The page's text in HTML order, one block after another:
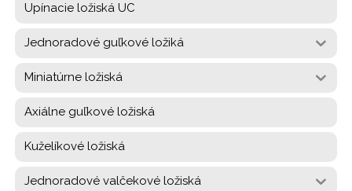
Upínacie ložiská UC
Jednoradové guľkové ložiká
Miniatúrne ložiská
Axiálne guľkové ložiská
Kuželíkové ložiská
Jednoradové valčekové ložiská